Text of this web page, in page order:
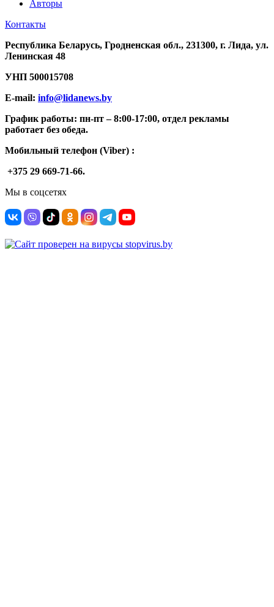
Авторы
Контакты
Республика Беларусь, Гродненская обл., 231300, г. Лида, ул.
Ленинская 48
УНП 500015708
E-mail: info@lidanews.by
График работы: пн-пт –8:00-17:00, отдел рекламы
работает без обеда.
Мобильный телефон (Viber) :
+375 29 669-71-66.
Мы в соцсетях